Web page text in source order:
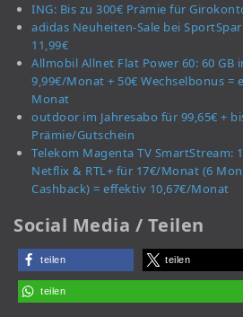
ING: Bis zu 300€ Prämie für
adidas Neuheiten-Sale bei
11,99€
Allmobil Allnet Flat Power 60: 60 GB
9,99€/Monat + 50€ Wechselbonus =
Monat
outdoor im Jahresabo für 99,65€ +
Prämie/Gutschein
Telekom Magenta TV SmartStream:
Netflix & RTL+ für 17€/Monat (6
Cashback) = effektiv 10,67€/Monat
Social Media / Teilen
teilen teilen
teilen